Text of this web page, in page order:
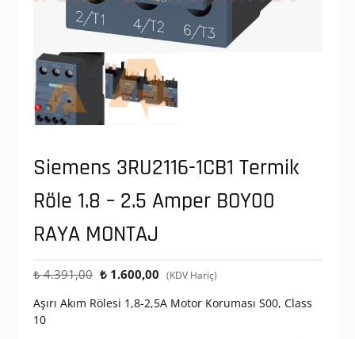
Siemens 3RU2116-1CB1 Termik
Röle 1.8 – 2.5 Amper BOY00
RAYA MONTAJ
₺4.391,00 Orijinal
₺ 4.391,00.
₺1.600,00 Şu
fiyat:
(KDV Hariç)
Aşırı Akım Rölesi 1,8-2,5A Motor Koruması S00, Class
10